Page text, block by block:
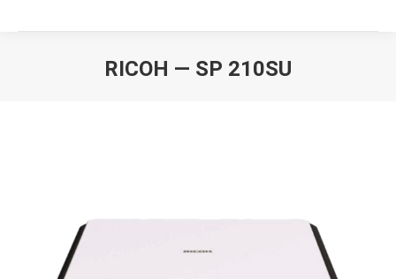
RICOH — SP 210SU